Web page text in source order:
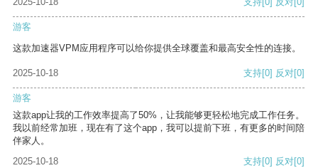
游客
这款加速器VPM应用程序可以给你提供全球覆盖和最高安全性的连接。
2025-10-18 支持[0] 反对[0]
游客
这款app让我的工作效率提高了50%，让我能够更轻松地完成工作任务。
我以前经常加班，现在有了这个app，我可以提前下班，有更多的时间陪
伴家人。
2025-10-18
支持[0] 反对[0]